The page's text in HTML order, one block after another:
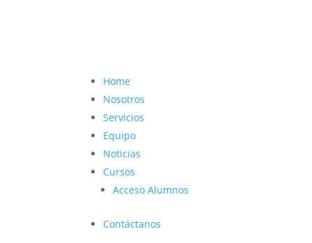
Home
Nosotros
Servicios
Equipo
Noticias
Cursos
Acceso Alumnos
Contáctanos